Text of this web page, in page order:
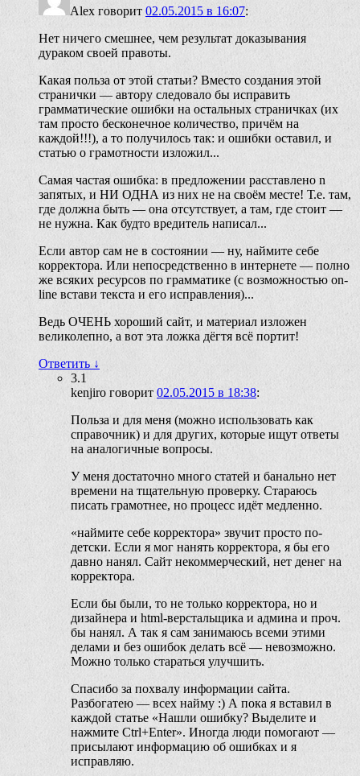
Alex говорит 02.05.2015 в 16:07:
Нет ничего смешнее, чем результат доказывания
дураком своей правоты.
Какая польза от этой статьи? Вместо создания этой
странички — автору следовало бы исправить
грамматические ошибки на остальных страничках (их
там просто бесконечное количество, причём на
каждой!!!), а то получилось так: и ошибки оставил, и
статью о грамотности изложил...
Самая частая ошибка: в предложении расставлено n
запятых, и НИ ОДНА из них не на своём месте! Т.е. там,
где должна быть — она отсутствует, а там, где стоит —
не нужна. Как будто вредитель написал...
Если автор сам не в состоянии — ну, наймите себе
корректора. Или непосредственно в интернете — полно
же всяких ресурсов по грамматике (с возможностью on-
line встави текста и его исправления)...
Ведь ОЧЕНЬ хороший сайт, и материал изложен
великолепно, а вот эта ложка дёгтя всё портит!
Ответить ↓
3.1
kenjiro говорит 02.05.2015 в 18:38:
Польза и для меня (можно использовать как
справочник) и для других, которые ищут ответы
на аналогичные вопросы.
У меня достаточно много статей и банально нет
времени на тщательную проверку. Стараюсь
писать грамотнее, но процесс идёт медленно.
«наймите себе корректора» звучит просто по-
детски. Если я мог нанять корректора, я бы его
давно нанял. Сайт некоммерческий, нет денег на
корректора.
Если бы были, то не только корректора, но и
дизайнера и html-верстальщика и админа и проч.
бы нанял. А так я сам занимаюсь всеми этими
делами и без ошибок делать всё — невозможно.
Можно только стараться улучшить.
Спасибо за похвалу информации сайта.
Разбогатею — всех найму :) А пока я вставил в
каждой статье «Нашли ошибку? Выделите и
нажмите Ctrl+Enter». Иногда люди помогают —
присылают информацию об ошибках и я
исправляю.